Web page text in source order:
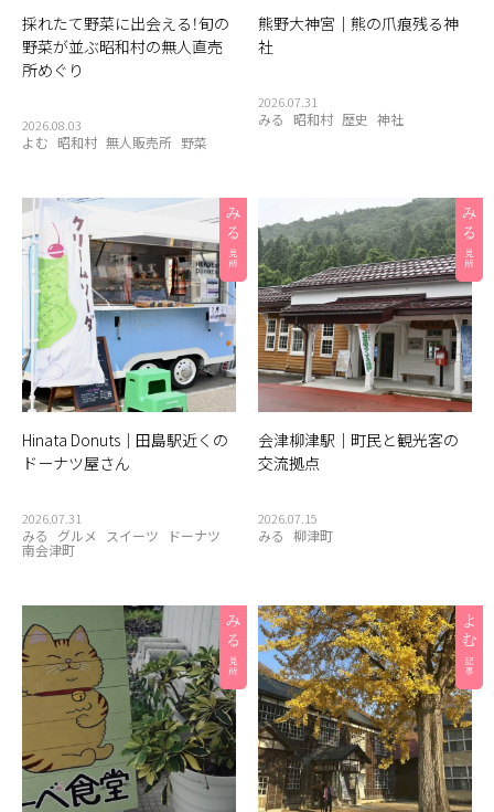
採れたて野菜に出会える！旬の
野菜が並ぶ昭和村の無人直売
所めぐり
2026.08.03
よむ 昭和村 無人販売所 野菜
熊野大神宮｜熊の爪痕残る神
社
2026.07.31
みる 昭和村 歴史 神社
Hinata Donuts｜田島駅近くの
ドーナツ屋さん
2026.07.31
みる グルメ スイーツ ドーナツ
南会津町
会津柳津駅｜町民と観光客の
交流拠点
2026.07.15
みる 柳津町